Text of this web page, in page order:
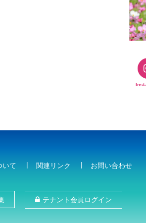
いて 関連リンク お問い合わせ
テナント会員ログイン